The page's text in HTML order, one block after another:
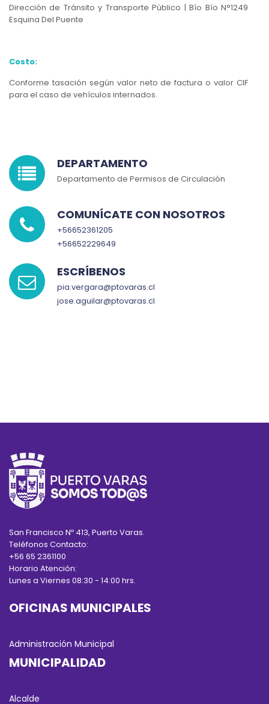
Dirección de Tránsito y Transporte Público | Bío Bío N°1249
Esquina Del Puente
Costo:
Conforme tasación según valor neto de factura o valor CIF
para el caso de vehículos internados.
DEPARTAMENTO
Departamento de Permisos de Circulación
COMUNÍCATE CON NOSOTROS
+56652361205
+56652229649
ESCRÍBENOS
pia.vergara@ptovaras.cl
jose.aguilar@ptovaras.cl
San Francisco Nº 413, Puerto Varas.
Teléfonos Contacto:
+56 65 2361100
Horario Atención:
Lunes a Viernes 08:30 - 14:00 hrs.
OFICINAS MUNICIPALES
Administración Municipal
MUNICIPALIDAD
Alcalde